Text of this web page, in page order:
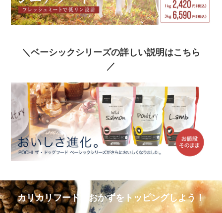
＼ベーシックシリーズの詳しい説明はこちら
／
カリカリフードにおかずをトッピングしよう！